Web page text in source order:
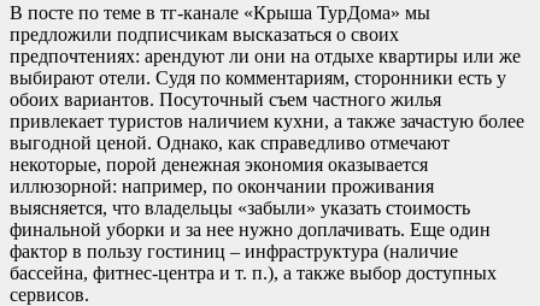
В посте по теме в тг-канале «Крыша ТурДома» мы
предложили подписчикам высказаться о своих
предпочтениях: арендуют ли они на отдыхе квартиры или же
выбирают отели. Судя по комментариям, сторонники есть у
обоих вариантов. Посуточный съем частного жилья
привлекает туристов наличием кухни, а также зачастую более
выгодной ценой. Однако, как справедливо отмечают
некоторые, порой денежная экономия оказывается
иллюзорной: например, по окончании проживания
выясняется, что владельцы «забыли» указать стоимость
финальной уборки и за нее нужно доплачивать. Еще один
фактор в пользу гостиниц – инфраструктура (наличие
бассейна, фитнес-центра и т. п.), а также выбор доступных
сервисов.